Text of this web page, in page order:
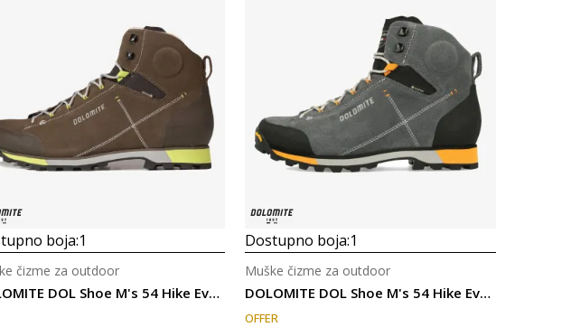
Uporedi
boja:1
DOLOMITE DOL Shoe M's 54 Hike Evo GTX
čizme za outdoor
Uporedi
Dostupno boja:1
DOLOMITE DOL Shoe M's 54 Hike Evo Gtx Gunmetal Gr
Muške čizme za outdoor
OFFER